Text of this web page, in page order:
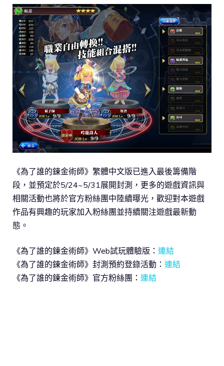
《為了誰的鍊金術師》繁體中文版已進入最後籌備階
段，並預定於5/24~5/31展開封測，更多的遊戲資訊與
相關活動也將於官方粉絲團中陸續曝光，歡迎對本遊戲
作品有興趣的玩家加入粉絲團並持續關注遊戲最新動
態。
《為了誰的鍊金術師》Web試玩體驗版： 連結
《為了誰的鍊金術師》封測預約登錄活動： 連結
《為了誰的鍊金術師》官方粉絲團： 連結